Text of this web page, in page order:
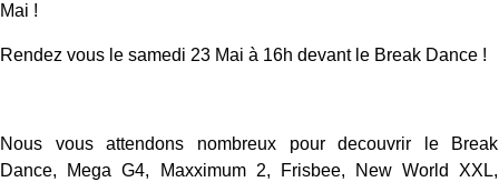
Mai !
Rendez vous le samedi 23 Mai à 16h devant le Break Dance !
Nous vous attendons nombreux pour decouvrir le Break
Dance, Mega G4, Maxximum 2, Frisbee, New World XXL,